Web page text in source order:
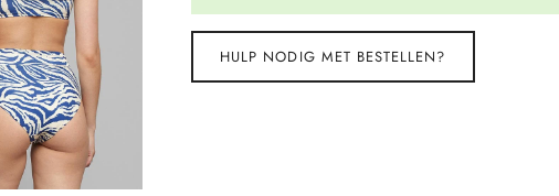
HULP NODIG MET BESTELLEN?